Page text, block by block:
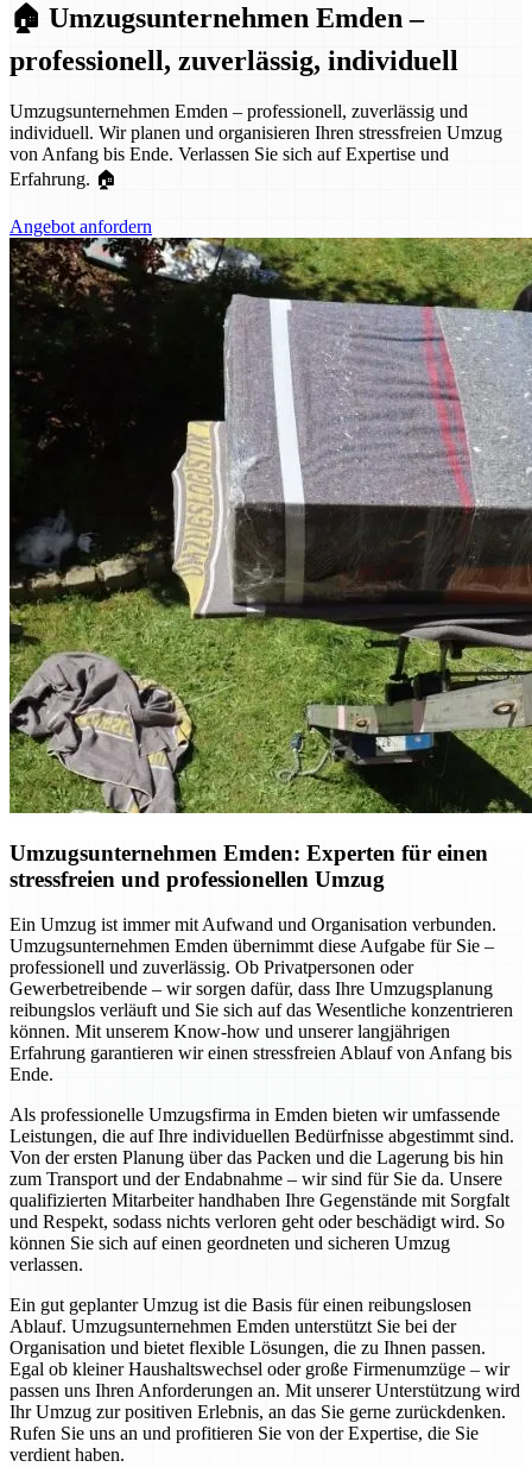
🏠 Umzugsunternehmen Emden –
professionell, zuverlässig, individuell
Umzugsunternehmen Emden – professionell, zuverlässig und
individuell. Wir planen und organisieren Ihren stressfreien Umzug
von Anfang bis Ende. Verlassen Sie sich auf Expertise und
Erfahrung. 🏠
Angebot anfordern
Umzugsunternehmen Emden: Experten für einen
stressfreien und professionellen Umzug
Ein Umzug ist immer mit Aufwand und Organisation verbunden.
Umzugsunternehmen Emden übernimmt diese Aufgabe für Sie –
professionell und zuverlässig. Ob Privatpersonen oder
Gewerbetreibende – wir sorgen dafür, dass Ihre Umzugsplanung
reibungslos verläuft und Sie sich auf das Wesentliche konzentrieren
können. Mit unserem Know-how und unserer langjährigen
Erfahrung garantieren wir einen stressfreien Ablauf von Anfang bis
Ende.
Als professionelle Umzugsfirma in Emden bieten wir umfassende
Leistungen, die auf Ihre individuellen Bedürfnisse abgestimmt sind.
Von der ersten Planung über das Packen und die Lagerung bis hin
zum Transport und der Endabnahme – wir sind für Sie da. Unsere
qualifizierten Mitarbeiter handhaben Ihre Gegenstände mit Sorgfalt
und Respekt, sodass nichts verloren geht oder beschädigt wird. So
können Sie sich auf einen geordneten und sicheren Umzug
verlassen.
Ein gut geplanter Umzug ist die Basis für einen reibungslosen
Ablauf. Umzugsunternehmen Emden unterstützt Sie bei der
Organisation und bietet flexible Lösungen, die zu Ihnen passen.
Egal ob kleiner Haushaltswechsel oder große Firmenumzüge – wir
passen uns Ihren Anforderungen an. Mit unserer Unterstützung wird
Ihr Umzug zur positiven Erlebnis, an das Sie gerne zurückdenken.
Rufen Sie uns an und profitieren Sie von der Expertise, die Sie
verdient haben.